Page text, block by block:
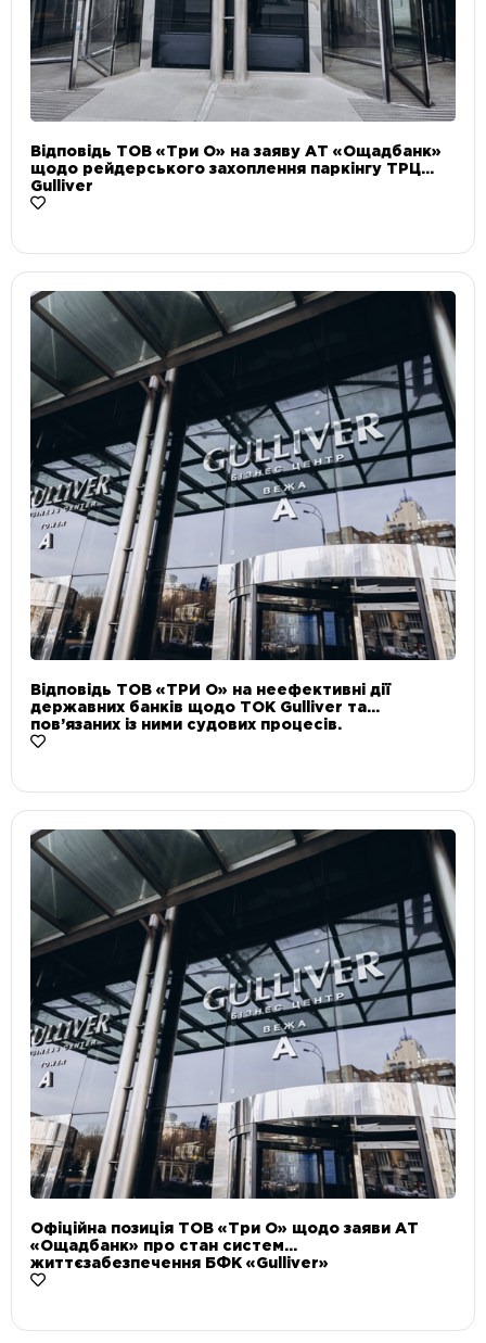
Відповідь ТОВ «Три О» на заяву АТ «Ощадбанк»
щодо рейдерського захоплення паркінгу ТРЦ
Gulliver
Відповідь ТОВ «ТРИ О» на неефективні дії
державних банків щодо ТОК Gulliver та
пов’язаних із ними судових процесів.
Офіційна позиція ТОВ «Три О» щодо заяви АТ
«Ощадбанк» про стан систем
життєзабезпечення БФК «Gulliver»